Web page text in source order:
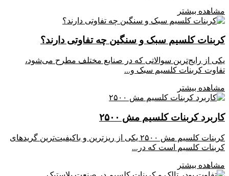
مشاهده بیشتر
کربنات کلسیم سبک و سنگین چه تفاوتی دارند؟
یکی از رایج‌ترین سوالاتی که در صنایع مختلف مطرح می‌شود،
تفاوت کربنات کلسیم سبک و...
مشاهده بیشتر
کاربرد کربنات کلسیم مش ۲۵۰۰
کربنات کلسیم مش ۲۵۰۰ یکی از ریزترین و باکیفیت‌ترین گریدهای
کربنات کلسیم است که در...
مشاهده بیشتر